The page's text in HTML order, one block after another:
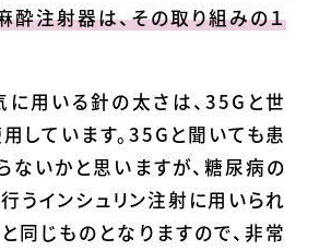
酔注射器は、その取り組みの１
用いる針の太さは、35Gと世
しています。35Gと聞いても患
ないかと思いますが、糖尿病の
うインシュリン注射に用いられ
同じものとなりますので、非常